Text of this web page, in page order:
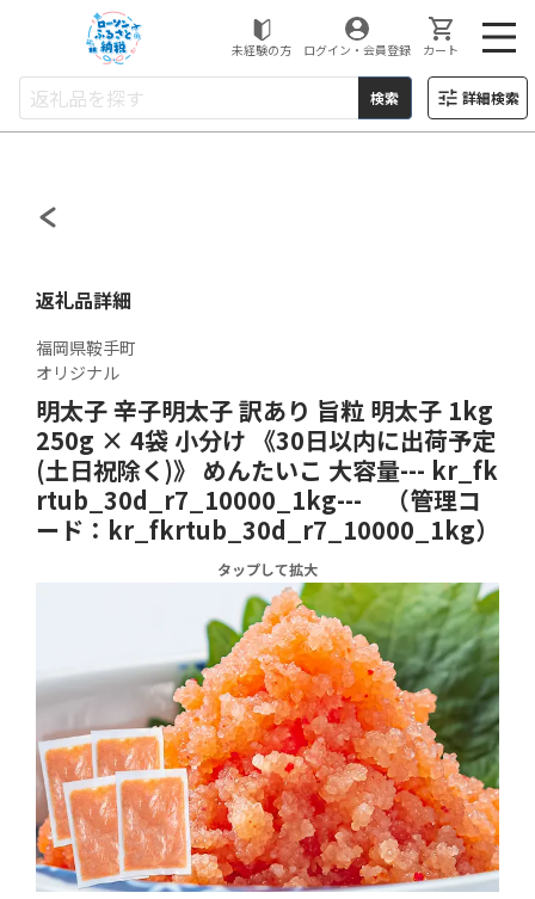
ローソンふるさと納税
未経験の方 ログイン・会員登録 カート
検索 詳細検索
返礼品詳細
福岡県鞍手町
オリジナル
明太子 辛子明太子 訳あり 旨粒 明太子 1kg
250g × 4袋 小分け 《30日以内に出荷予定
(土日祝除く)》 めんたいこ 大容量--- kr_fk
rtub_30d_r7_10000_1kg--- （管理コ
ード：kr_fkrtub_30d_r7_10000_1kg）
タップして拡大